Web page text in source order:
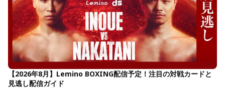
【2026年8月】Lemino BOXING配信予定！注目の対戦カードと
見逃し配信ガイド